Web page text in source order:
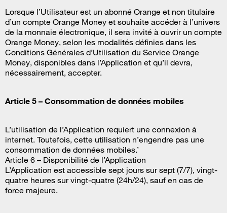
Lorsque l’Utilisateur est un abonné Orange et non titulaire
d’un compte Orange Money et souhaite accéder à l’univers
de la monnaie électronique, il sera invité à ouvrir un compte
Orange Money, selon les modalités définies dans les
Conditions Générales d’Utilisation du Service Orange
Money, disponibles dans l’Application et qu’il devra,
nécessairement, accepter.
Article 5 – Consommation de données mobiles
L’utilisation de l’Application requiert une connexion à
internet. Toutefois, cette utilisation n’engendre pas une
consommation de données mobiles.’
Article 6 – Disponibilité de l’Application
L’Application est accessible sept jours sur sept (7/7), vingt-
quatre heures sur vingt-quatre (24h/24), sauf en cas de
force majeure.